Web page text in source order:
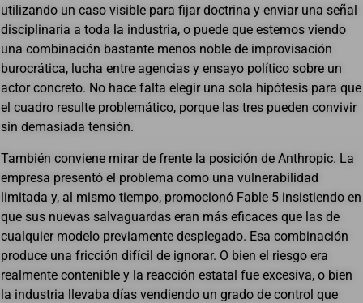
utilizando un caso visible para fijar doctrina y enviar una señal
disciplinaria a toda la industria, o puede que estemos viendo
una combinación bastante menos noble de improvisación
burocrática, lucha entre agencias y ensayo político sobre un
actor concreto. No hace falta elegir una sola hipótesis para que
el cuadro resulte problemático, porque las tres pueden convivir
sin demasiada tensión.
También conviene mirar de frente la posición de Anthropic. La
empresa presentó el problema como una vulnerabilidad
limitada y, al mismo tiempo, promocionó Fable 5 insistiendo en
que sus nuevas salvaguardas eran más eficaces que las de
cualquier modelo previamente desplegado. Esa combinación
produce una fricción difícil de ignorar. O bien el riesgo era
realmente contenible y la reacción estatal fue excesiva, o bien
la industria llevaba días vendiendo un grado de control que